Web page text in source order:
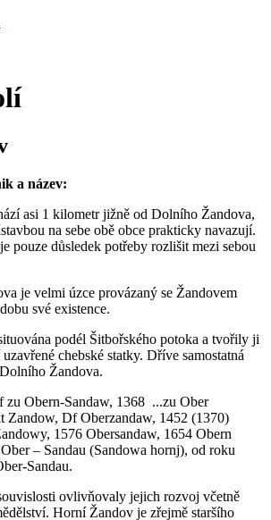
a název:
asi 1 kilometr jižně od Dolního Žandova,
na sebe obě obce prakticky navazují.
pouze důsledek potřeby rozlišit mezi sebou
je velmi úzce provázaný se Žandovem
své existence.
podél Šitbořského potoka a tvořily ji
chebské statky. Dříve samostatná
Žandova.
Obern-Sandaw, 1368 ...zu Ober
Zandow, Df Oberzandaw, 1452 (1370)
1576 Obersandaw, 1654 Obern
– Sandau (Sandowa hornj), od roku
Sandau.
ovlivňovaly jejich rozvoj včetně
Horní Žandov je zřejmě staršího